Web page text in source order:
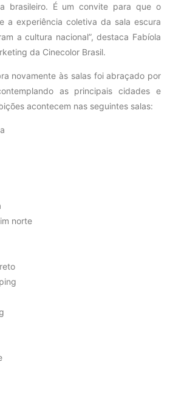
brasileiro. É um convite para que o
a experiência coletiva da sala escura
a cultura nacional”, destaca Fabíola
da Cinecolor Brasil.
novamente às salas foi abraçado por
as principais cidades e
acontecem nas seguintes salas:
norte